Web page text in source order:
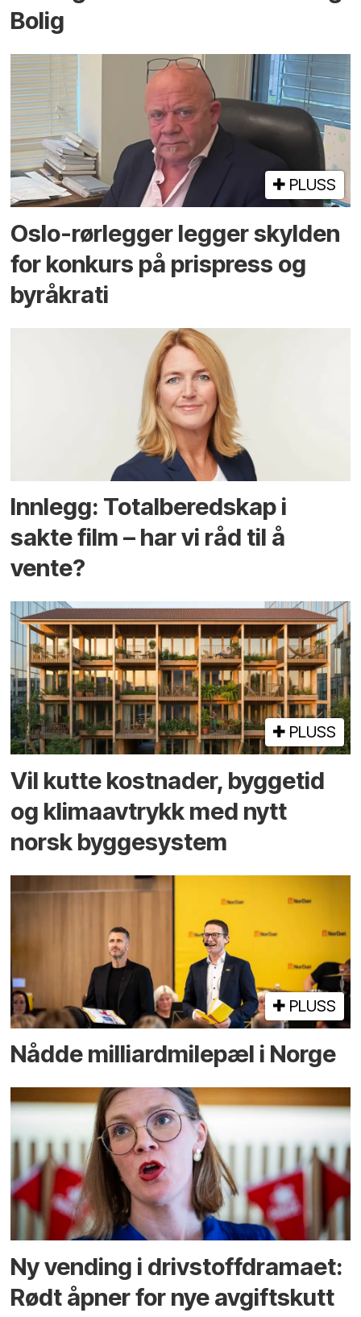
Bolig
PLUSS
Oslo-rørlegger legger skylden
for konkurs på prispress og
byråkrati
Innlegg: Totalberedskap i
sakte film – har vi råd til å
vente?
PLUSS
Vil kutte kostnader, byggetid
og klima­avtrykk med nytt
norsk bygge­system
PLUSS
Nådde milliard­­milepæl i Norge
Ny vending i drivstoffdramaet:
Rødt åpner for nye avgiftskutt